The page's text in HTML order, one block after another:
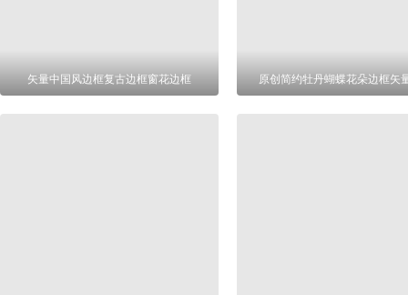
矢量中国风边框复古边框窗花边框 原创简约牡丹蝴蝶花朵边框矢